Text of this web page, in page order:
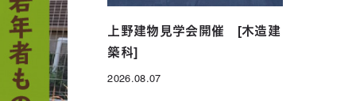
上野建物見学会開催 [木造建
築科]
2026.08.07